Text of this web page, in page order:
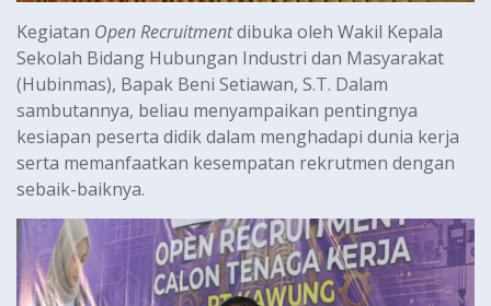
Kegiatan Open Recruitmentdibuka oleh Wakil Kepala
Sekolah Bidang Hubungan Industri dan Masyarakat
(Hubinmas), Bapak Beni Setiawan, S.T. Dalam
sambutannya, beliau menyampaikan pentingnya
kesiapan peserta didik dalam menghadapi dunia kerja
serta memanfaatkan kesempatan rekrutmen dengan
sebaik-baiknya.